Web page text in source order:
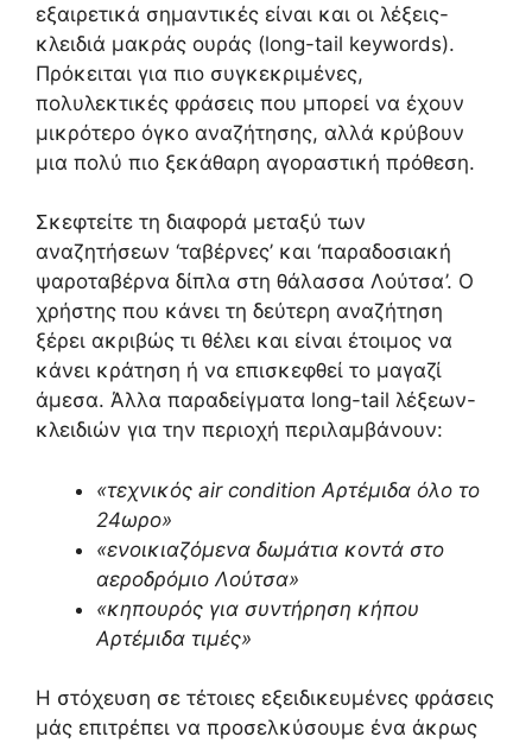
εξαιρετικά σημαντικές είναι και οι λέξεις-
κλειδιά μακράς ουράς (long-tail keywords).
Πρόκειται για πιο συγκεκριμένες,
πολυλεκτικές φράσεις που μπορεί να έχουν
μικρότερο όγκο αναζήτησης, αλλά κρύβουν
μια πολύ πιο ξεκάθαρη αγοραστική πρόθεση.
Σκεφτείτε τη διαφορά μεταξύ των
αναζητήσεων ‘ταβέρνες’ και ‘παραδοσιακή
ψαροταβέρνα δίπλα στη θάλασσα Λούτσα’. Ο
χρήστης που κάνει τη δεύτερη αναζήτηση
ξέρει ακριβώς τι θέλει και είναι έτοιμος να
κάνει κράτηση ή να επισκεφθεί το μαγαζί
άμεσα. Άλλα παραδείγματα long-tail λέξεων-
κλειδιών για την περιοχή περιλαμβάνουν:
«τεχνικός air condition Αρτέμιδα όλο το
24ωρο»
«ενοικιαζόμενα δωμάτια κοντά στο
αεροδρόμιο Λούτσα»
«κηπουρός για συντήρηση κήπου
Αρτέμιδα τιμές»
Η στόχευση σε τέτοιες εξειδικευμένες φράσεις
μάς επιτρέπει να προσελκύσουμε ένα άκρως